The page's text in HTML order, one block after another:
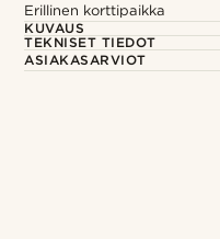
Erillinen korttipaikka
KUVAUS
TEKNISET TIEDOT
ASIAKASARVIOT